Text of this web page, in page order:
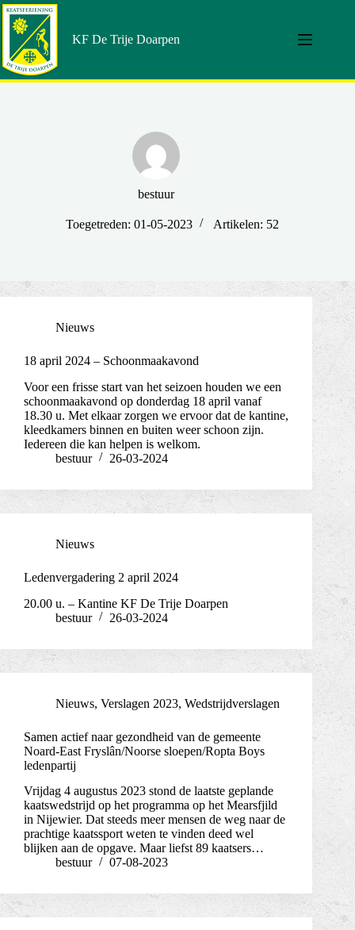
Doorgaan
naar
artikel
KF De Trije Doarpen
bestuur
Toegetreden: 01-05-2023 Artikelen: 52
Nieuws
18 april 2024 – Schoonmaakavond
Voor een frisse start van het seizoen houden we een
schoonmaakavond op donderdag 18 april vanaf
18.30 u. Met elkaar zorgen we ervoor dat de kantine,
kleedkamers binnen en buiten weer schoon zijn.
Iedereen die kan helpen is welkom.
bestuur
26-03-2024
Nieuws
Ledenvergadering 2 april 2024
20.00 u. – Kantine KF De Trije Doarpen
bestuur
26-03-2024
Nieuws, Verslagen 2023, Wedstrijdverslagen
Samen actief naar gezondheid van de gemeente
Noard-East Fryslân/Noorse sloepen/Ropta Boys
ledenpartij
Vrijdag 4 augustus 2023 stond de laatste geplande
kaatswedstrijd op het programma op het Mearsfjild
in Nijewier. Dat steeds meer mensen de weg naar de
prachtige kaatssport weten te vinden deed wel
blijken aan de opgave. Maar liefst 89 kaatsers…
bestuur
07-08-2023